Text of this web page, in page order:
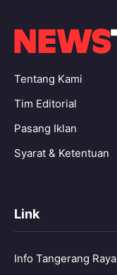
Tentang Kami
Tim Editorial
Pasang Iklan
Syarat & Ketentuan
Link
Info Tangerang Raya